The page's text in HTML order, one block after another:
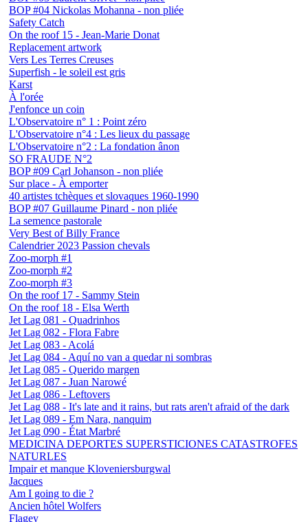
BOP #04 Nickolas Mohanna - non pliée
Safety Catch
On the roof 15 - Jean-Marie Donat
Replacement artwork
Vers Les Terres Creuses
Superfish - le soleil est gris
Karst
À l'orée
J'enfonce un coin
L'Observatoire n° 1 : Point zéro
L'Observatoire n°4 : Les lieux du passage
L'Observatoire n°2 : La fondation ânon
SO FRAUDE N°2
BOP #09 Carl Johanson - non pliée
Sur place - À emporter
40 artistes tchèques et slovaques 1960-1990
BOP #07 Guillaume Pinard - non pliée
La semence pastorale
Very Best of Billy France
Calendrier 2023 Passion chevals
Zoo-morph #1
Zoo-morph #2
Zoo-morph #3
On the roof 17 - Sammy Stein
On the roof 18 - Elsa Werth
Jet Lag 081 - Quadrinhos
Jet Lag 082 - Flora Fabre
Jet Lag 083 - Acolá
Jet Lag 084 - Aquí no van a quedar ni sombras
Jet Lag 085 - Querido margen
Jet Lag 087 - Juan Narowé
Jet Lag 086 - Leftovers
Jet Lag 088 - It's late and it rains, but rats aren't afraid of the dark
Jet Lag 089 - Em Nara, nanquim
Jet Lag 090 - État Marbré
MEDICINA DEPORTES SUPERSTICIONES CATASTROFES
NATURLES
Impair et manque Kloveniersburgwal
Jacques
Am I going to die ?
Ancien hôtel Wolfers
Flagey